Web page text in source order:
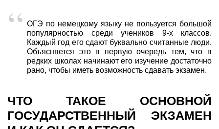
ОГЭ по немецкому языку не пользуется большой
популярностью среди учеников 9-х классов.
Каждый год его сдают буквально считанные люди.
Объясняется это в первую очередь тем, что в
редких школах начинают его изучение достаточно
рано, чтобы иметь возможность сдавать экзамен.
ЧТО ТАКОЕ ОСНОВНОЙ
ГОСУДАРСТВЕННЫЙ ЭКЗАМЕН